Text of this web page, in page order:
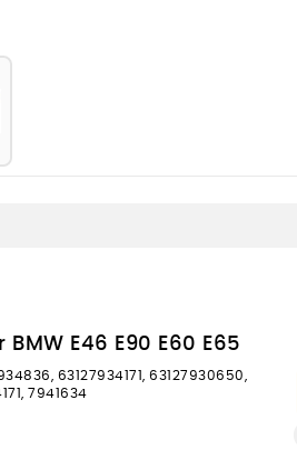
E46 E90 E60 E65
63127934171, 63127930650,
7941634